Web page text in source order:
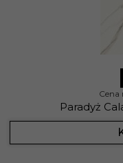
Cena
Paradyż